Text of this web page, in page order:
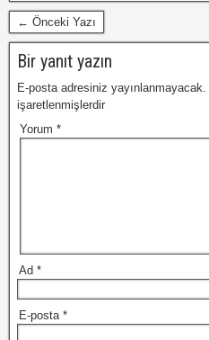
← Önceki Yazı
Bir yanıt yazın
E-posta adresiniz yayınlanmayacak.
işaretlenmişlerdir
Yorum *
Ad *
E-posta *